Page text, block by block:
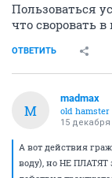
Пользоваться
что своровать
ОТВЕТИТЬ
M
madmax
old hamster
15 декабря
А вот действия
воду), но НЕ